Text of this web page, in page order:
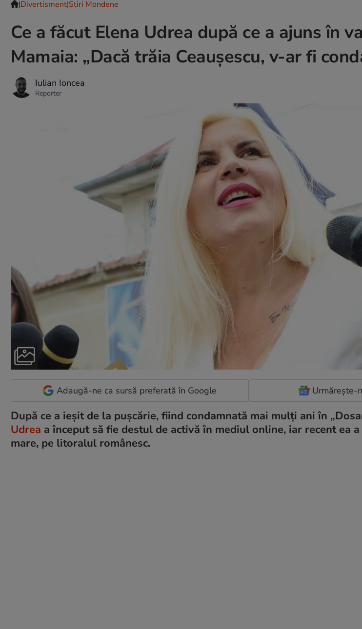
|Divertisment|Stiri Mondene
Ce a făcut Elena Udrea după ce a ajuns în
Mamaia: „Dacă trăia Ceaușescu, v-ar fi
Iulian Ioncea
Reporter
Adaugă-ne ca sursă preferată în Google Urmărește-
După ce a ieșit de la pușcărie, fiind condamnată mai mulți ani în
Udrea a început să fie destul de activă în mediul online, iar recent ea
mare, pe litoralul românesc.